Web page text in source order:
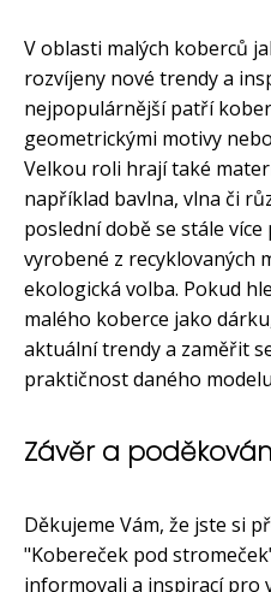
V oblasti malých koberců
rozvíjeny nové trendy a
nejpopulárnější patří
geometrickými motivy
Velkou roli hrají také
například bavlna, vlna či
poslední době se stále
vyrobené z recyklovaných
ekologická volba. Pokud
malého koberce jako
aktuální trendy a zaměřit
praktičnost daného
Závěr a
Děkujeme Vám, že jste si
"Kobereček pod
informovali a inspirací pro